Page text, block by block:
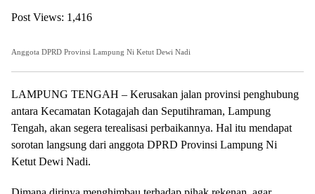
Post Views: 1,416
Anggota DPRD Provinsi Lampung Ni Ketut Dewi Nadi
LAMPUNG TENGAH – Kerusakan jalan provinsi penghubung
antara Kecamatan Kotagajah dan Seputihraman, Lampung
Tengah, akan segera terealisasi perbaikannya. Hal itu mendapat
sorotan langsung dari anggota DPRD Provinsi Lampung Ni
Ketut Dewi Nadi.